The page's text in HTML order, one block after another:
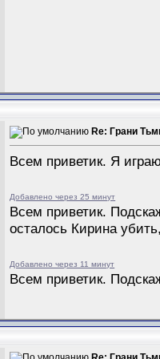
Re: Грани
Всем приветик. Я
Добавлено через 25 минут
Всем приветик.
осталось Кирина
Добавлено через 11 минут
Всем приветик.